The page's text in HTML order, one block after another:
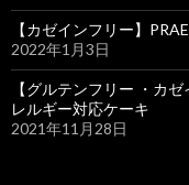
【カゼインフリー】
2022年1月3日
【グルテンフリー ・カ
レルギー対応ケーキ
2021年11月28日